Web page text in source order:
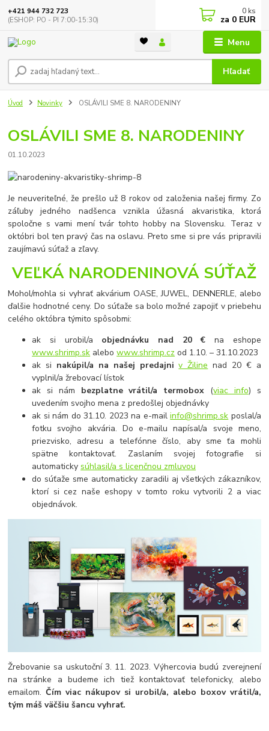
Menu
Hľadať
+421 944 732 723
(ESHOP: PO - PI 7:00-15:30)
0 ks
za 0 EUR
Úvod Novinky OSLÁVILI SME 8. NARODENINY
OSLÁVILI SME 8. NARODENINY
01.10.2023
Je neuveriteľné, že prešlo už 8 rokov od založenia našej firmy. Zo
záľuby jedného nadšenca vznikla úžasná akvaristika, ktorá
spoločne s vami mení tvár tohto hobby na Slovensku. Teraz v
októbri bol ten pravý čas na oslavu. Preto sme si pre vás pripravili
zaujímavú súťaž a zľavy.
VEĽKÁ NARODENINOVÁ SÚŤAŽ
Mohol/mohla si vyhrať akvárium OASE, JUWEL, DENNERLE, alebo
ďalšie hodnotné ceny. Do súťaže sa bolo možné zapojiť v priebehu
celého októbra týmito spôsobmi:
ak si urobil/a objednávku nad 20 € na eshope
www.shrimp.sk alebowww.shrimp.cz od 1.10. – 31.10.2023
ak si nakúpil/a na našej predajniv Žiline nad 20 € a
vyplnil/a žrebovací lístok
ak si nám bezplatne vrátil/a termobox (viac info) s
uvedením svojho mena z predošlej objednávky
ak si nám do 31.10. 2023 na e-mailinfo@shrimp.sk poslal/a
fotku svojho akvária. Do e-mailu napísal/a svoje meno,
priezvisko, adresu a telefónne číslo, aby sme ťa mohli
spätne kontaktovať. Zaslaním svojej fotografie si
automatickysúhlasil/a s licenčnou zmluvou
do súťaže sme automaticky zaradili aj všetkých zákazníkov,
ktorí si cez naše eshopy v tomto roku vytvorili 2 a viac
objednávok.
Žrebovanie sa uskutoční 3. 11. 2023. Výhercovia budú zverejnení
na stránke a budeme ich tiež kontaktovať telefonicky, alebo
emailom.Čím viac nákupov si urobil/a, alebo boxov vrátil/a,
tým máš väčšiu šancu vyhrať.